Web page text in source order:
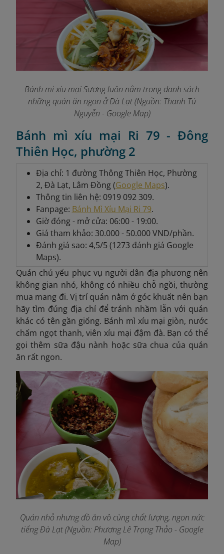
Bánh mì xíu mại Sương luôn nằm trong danh sách
những quán ăn ngon ở Đà Lạt (Nguồn: Thanh Tú
Nguyễn - Google Map)
Bánh mì xíu mại Ri 79 - Đông
Thiên Học, phường 2
Địa chỉ: 1 đường Thông Thiên Học, Phường
2, Đà Lạt, Lâm Đồng (Google Maps).
Thông tin liên hệ: 0919 092 309.
Fanpage: Bánh Mì Xíu Mại Ri 79.
Giờ đóng - mở cửa: 06:00 - 19:00.
Giá tham khảo: 30.000 - 50.000 VND/phần.
Đánh giá sao: 4,5/5 (1273 đánh giá Google
Maps).
Quán chủ yếu phục vụ người dân địa phương nên
không gian nhỏ, không có nhiều chỗ ngồi, thường
mua mang đi. Vị trí quán nằm ở góc khuất nên bạn
hãy tìm đúng địa chỉ để tránh nhầm lẫn với quán
khác có tên gần giống. Bánh mì xíu mại giòn, nước
chấm ngọt thanh, viên xíu mại đậm đà. Bạn có thể
gọi thêm sữa đậu nành hoặc sữa chua của quán
ăn rất ngon.
Quán nhỏ nhưng đồ ăn vô cùng chất lượng, ngon nức
tiếng Đà Lạt (Nguồn: Phương Lê Trọng Thảo - Google
Map)